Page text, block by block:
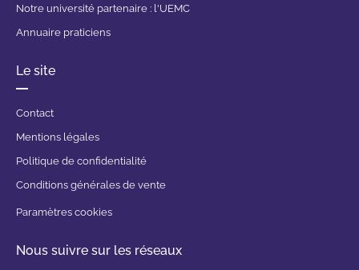
Notre université partenaire : l'UEMC
Annuaire praticiens
Le site
Contact
Mentions légales
Politique de confidentialité
Conditions générales de vente
Paramètres cookies
Nous suivre sur les réseaux